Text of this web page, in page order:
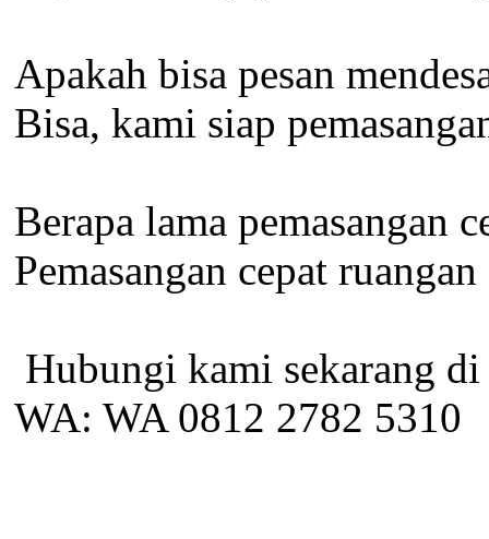
Apakah bisa pesan
Bisa, kami siap
Berapa lama pemasangan
Pemasangan cepat
Hubungi kami sekarang
WA: WA 0812 2782 5310